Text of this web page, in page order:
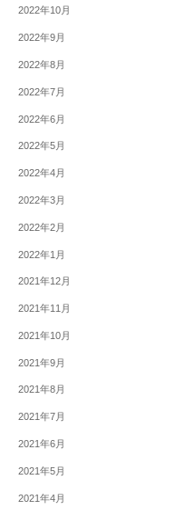
2022年10月
2022年9月
2022年8月
2022年7月
2022年6月
2022年5月
2022年4月
2022年3月
2022年2月
2022年1月
2021年12月
2021年11月
2021年10月
2021年9月
2021年8月
2021年7月
2021年6月
2021年5月
2021年4月